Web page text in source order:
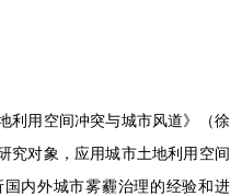
利用空间冲突与城市风道》（徐
究对象，应用城市土地利用空间
内外城市雾霾治理的经验和进